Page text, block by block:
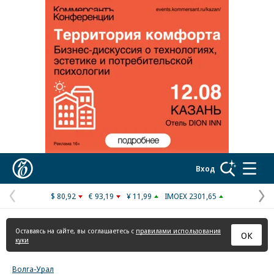
Реклама в «Ъ» www.kommersant.ru/ad
Вход
Предыдущая
страница
$ 80,92 € 93,19 ¥ 11,99 IMOEX 2301,65
Оставаясь на сайте, вы соглашаетесь с правилами использования
куки
ОК
Волга-Урал